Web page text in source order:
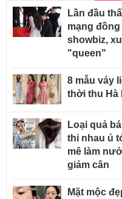
Lần đầu
mạng
showbiz,
"queen"
8 mẫu váy
thời thu Hà
Loại quả
thi nhau ủ
mê làm
giảm cân
Mặt mộc